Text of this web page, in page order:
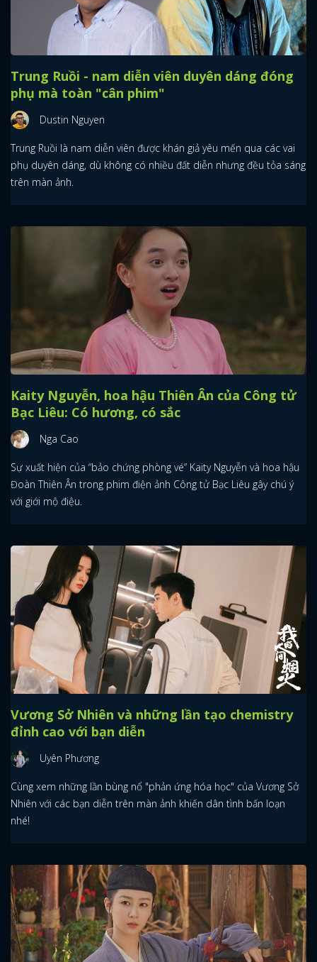
Trung Ruồi - nam diễn viên duyên dáng đóng
phụ mà toàn "cân phim"
Dustin Nguyen
Trung Ruồi là nam diễn viên được khán giả yêu mến qua các vai
phụ duyên dáng, dù không có nhiều đất diễn nhưng đều tỏa sáng
trên màn ảnh.
Kaity Nguyễn, hoa hậu Thiên Ân của Công tử
Bạc Liêu: Có hương, có sắc
Nga Cao
Sự xuất hiện của “bảo chứng phòng vé” Kaity Nguyễn và hoa hậu
Đoàn Thiên Ân trong phim điện ảnh Công tử Bạc Liêu gây chú ý
với giới mộ điệu.
Vương Sở Nhiên và những lần tạo chemistry
đỉnh cao với bạn diễn
Uyên Phương
Cùng xem những lần bùng nổ "phản ứng hóa học" của Vương Sở
Nhiên với các bạn diễn trên màn ảnh khiến dân tình bấn loạn
nhé!